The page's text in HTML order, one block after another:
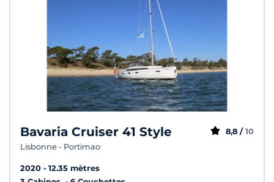
Bavaria Cruiser 41 Style
Lisbonne - Portimao
8,8 / 10
2020
12.35 mètres